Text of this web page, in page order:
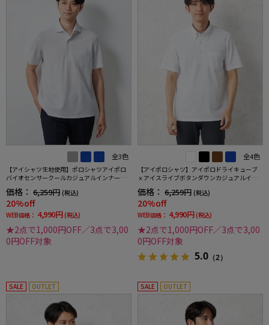
全3色
【アイシャツ生地使用】ポロシャツアイポロ
バイオセンサークールカジュアルインナー形
態安定ストレッチ吸汗速乾抗菌加工春夏
価格： 6,259円 (税込)
20%off
WEB価格： 4,990円 (税込)
★2点で1,000円OFF／3点で3,00
0円OFF対象
全4色
【アイポロシャツ】アイポロドライキューブ
ｘアイスライブボタンダウンカジュアルイン
ナー吸汗速乾抗菌加工ストレッチ形態安定春
夏
価格： 6,259円 (税込)
20%off
WEB価格： 4,990円 (税込)
★2点で1,000円OFF／3点で3,00
0円OFF対象
5.0 （2）
SALE OUTLET SALE OUTLET